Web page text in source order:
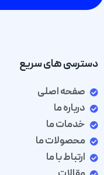
دسترسی های سریع
صفحه اصلی
درباره ما
خدمات ما
محصولات ما
ارتباط با ما